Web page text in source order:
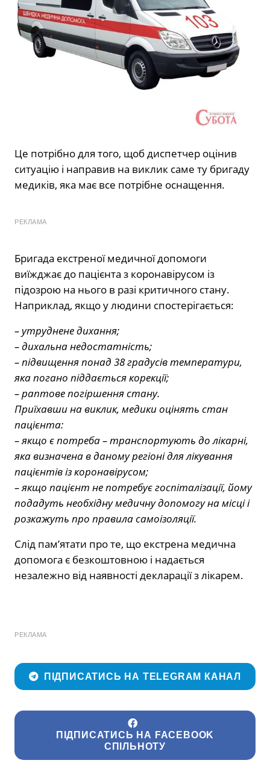
Це потрібно для того, щоб диспетчер оцінив
ситуацію і направив на виклик саме ту бригаду
медиків, яка має все потрібне оснащення.
РЕКЛАМА
Бригада екстреної медичної допомоги
виїжджає до пацієнта з коронавірусом із
підозрою на нього в разі критичного стану.
Наприклад, якщо у людини спостерігається:
– утруднене дихання;
– дихальна недостатність;
– підвищення понад 38 градусів температури,
яка погано піддається корекції;
– раптове погіршення стану.
Приїхавши на виклик, медики оцінять стан
пацієнта:
– якщо є потреба – транспортують до лікарні,
яка визначена в даному регіоні для лікування
пацієнтів із коронавірусом;
– якщо пацієнт не потребує госпіталізації, йому
подадуть необхідну медичну допомогу на місці і
розкажуть про правила самоізоляції.
Слід пам’ятати про те, що екстрена медична
допомога є безкоштовною і надається
незалежно від наявності декларації з лікарем.
РЕКЛАМА
ПІДПИСАТИСЬ НА TELEGRAM КАНАЛ
ПІДПИСАТИСЬ НА FACEBOOK
СПІЛЬНОТУ